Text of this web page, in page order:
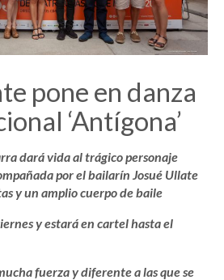
pone en danza
‘Antígona’
dará vida al trágico personaje
por el bailarín Josué Ullate
y un amplio cuerpo de baile
y estará en cartel hasta el
fuerza y diferente a las que se